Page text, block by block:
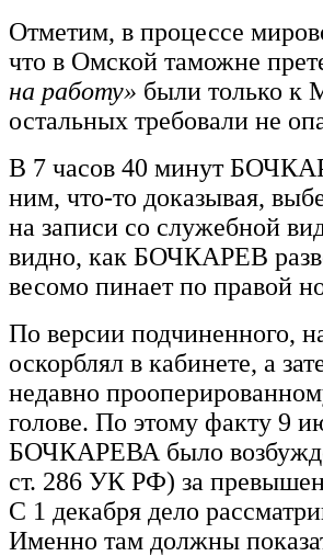
Отметим, в процессе
что в Омской таможне
на работу» были только
остальных требовали не
В 7 часов 40 минут
ним, что-то доказывая,
на записи со служебной
видно, как БОЧКАРЕВ
весомо пинает по
По версии подчиненного,
оскорблял в кабинете, а
недавно
голове. По этому факту 9
БОЧКАРЕВА было
ст. 286 УК РФ) за
С 1 декабря дело
Именно там должны